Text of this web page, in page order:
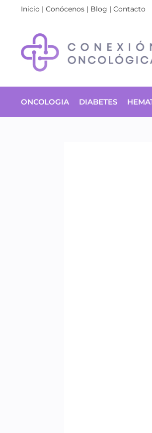
Inicio | Conócenos| Blog | Contacto
ONCOLOGIA DIABETES